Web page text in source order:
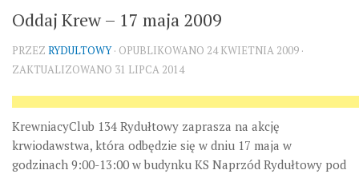
Oddaj Krew – 17 maja 2009
PRZEZ RYDULTOWY · OPUBLIKOWANO 24 KWIETNIA 2009 ·
ZAKTUALIZOWANO 31 LIPCA 2014
KrewniacyClub 134 Rydułtowy zaprasza na akcję
krwiodawstwa, która odbędzie się w dniu 17 maja w
godzinach 9:00-13:00 w budynku KS Naprzód Rydułtowy pod